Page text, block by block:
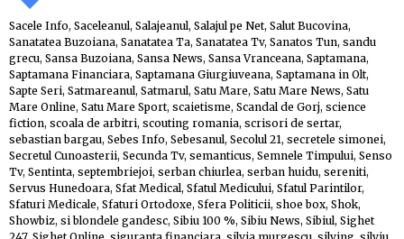
Sacele Info, Saceleanul, Salajeanul, Salajul pe Net, Salut Bucovina,
Sanatatea Buzoiana, Sanatatea Ta, Sanatatea Tv, Sanatos Tun, sandu
grecu, Sansa Buzoiana, Sansa News, Sansa Vranceana, Saptamana,
Saptamana Financiara, Saptamana Giurgiuveana, Saptamana in Olt,
Sapte Seri, Satmareanul, Satmarul, Satu Mare, Satu Mare News, Satu
Mare Online, Satu Mare Sport, scaietisme, Scandal de Gorj, science
fiction, scoala de arbitri, scouting romania, scrisori de sertar,
sebastian bargau, Sebes Info, Sebesanul, Secolul 21, secretele simonei,
Secretul Cunoasterii, Secunda Tv, semanticus, Semnele Timpului, Senso
Tv, Sentinta, septembriejoi, serban chiurlea, serban huidu, sereniti,
Servus Hunedoara, Sfat Medical, Sfatul Medicului, Sfatul Parintilor,
Sfaturi Medicale, Sfaturi Ortodoxe, Sfera Politicii, shoe box, Shok,
Showbiz, si blondele gandesc, Sibiu 100 %, Sibiu News, Sibiul, Sighet